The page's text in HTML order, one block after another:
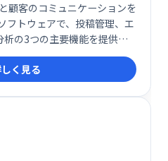
顧客のコミュニケーションを
フトウェアで、投稿管理、エ
の3つの主要機能を提供し
ア戦略を効果的に推進し、顧
強化することで、ビジネス
。
く見る